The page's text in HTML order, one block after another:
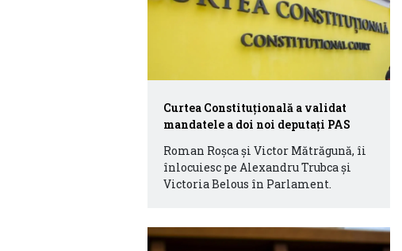
Curtea Constituțională a validat
mandatele a doi noi deputați PAS
Roman Roșca și Victor Mătrăgună, îi
înlocuiesc pe Alexandru Trubca și
Victoria Belous în Parlament.